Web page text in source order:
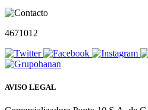
4671012
AVISO LEGAL